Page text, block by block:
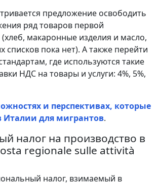
предложение освободить
ряд товаров первой
макаронные изделия и масло,
списков пока нет). А также перейти
где используются такие
НДС на товары и услуги: 4%, 5%,
и перспективах, которые
Италии для мигрантов.
налог на производство в
regionale sulle attività
налог, взимаемый в